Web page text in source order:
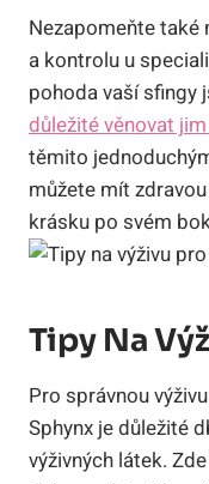
Nezapomeňte také
a kontrolu u
pohoda vaší sfingy
důležité věnovat
těmito
můžete mít
krásku po svém
Tipy Na
Pro správnou
Sphynx je důležité
výživných látek.